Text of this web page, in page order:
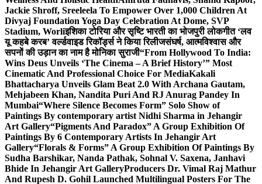
Jackie Shroff, Sreeleela To Empower Over 1,000 Children At
Divyaj Foundation Yoga Day Celebration At Dome, SVP
Stadium, Worliइशिका टोरिया और सृष्टि भारती का भोजपुरी लोकगीत ‘लव
यू कहबे करब’ वर्ल्डवाइड रिकॉर्ड्स ने किया रिलीजसंघर्ष, आत्मविश्वास और
सपनों की उड़ान का नाम है मोनिका सुराजी“From Hollywood To India:
Wins Deus Unveils ‘The Cinema – A Brief History’” Most
Cinematic And Professional Choice For MediaKakali
Bhattacharya Unveils Glam Beat 2.0 With Archana Gautam,
Mehjabeen Khan, Nandita Puri And RJ Anurag Pandey In
Mumbai“Where Silence Becomes Form” Solo Show of
Paintings By contemporary artist Nidhi Sharma in Jehangir
Art Gallery“Pigments And Paradox” A Group Exhibition Of
Paintings By 6 Contemporary Artists In Jehangir Art
Gallery“Florals & Forms” A Group Exhibition Of Paintings By
Sudha Barshikar, Nanda Pathak, Sohnal V. Saxena, Janhavi
Bhide In Jehangir Art GalleryProducers Dr. Vimal Raj Mathur
And Rupesh D. Gohil Launched Multilingual Posters For The